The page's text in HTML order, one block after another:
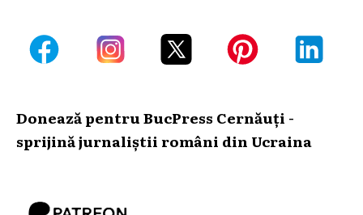
Donează pentru BucPress Cernăuți -
sprijină jurnaliștii români din Ucraina